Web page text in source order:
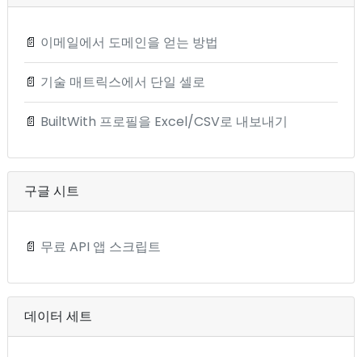
📄 이메일에서 도메인을 얻는 방법
📄 기술 매트릭스에서 단일 셀로
📄 BuiltWith 프로필을 Excel/CSV로 내보내기
구글 시트
📄 무료 API 앱 스크립트
데이터 세트